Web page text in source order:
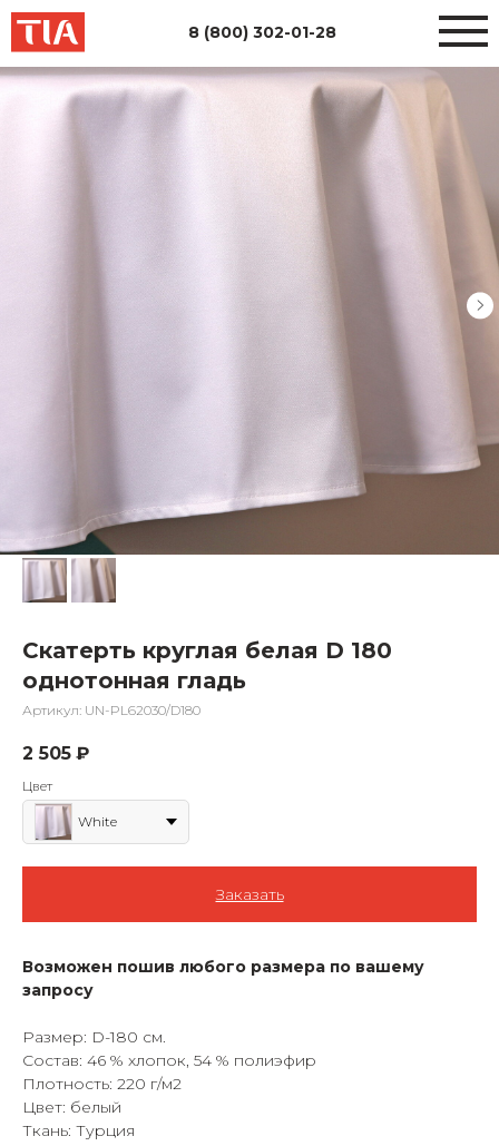
8 (800) 302-01-28
Скатерть круглая белая D 180
однотонная гладь
Артикул: UN-PL62030/D180
2 505 ₽
Цвет
White
Заказать
Возможен пошив любого размера по вашему
запросу
Размер: D-180 см.
Состав: 46 % хлопок, 54 % полиэфир
Плотность: 220 г/м2
Цвет: белый
Ткань: Турция